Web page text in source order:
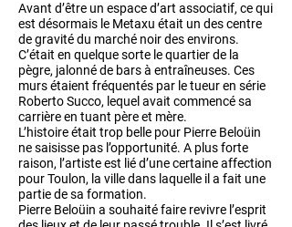
Avant d’être un espace d’art associatif, ce qui
est désormais le Metaxu était un des centre
de gravité du marché noir des environs.
C’était en quelque sorte le quartier de la
pègre, jalonné de bars à entraîneuses. Ces
murs étaient fréquentés par le tueur en série
Roberto Succo, lequel avait commencé sa
carrière en tuant père et mère.
L’histoire était trop belle pour Pierre Beloüin
ne saisisse pas l’opportunité. A plus forte
raison, l’artiste est lié d’une certaine affection
pour Toulon, la ville dans laquelle il a fait une
partie de sa formation.
Pierre Beloüin a souhaité faire revivre l’esprit